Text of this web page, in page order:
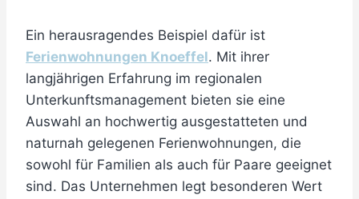
Ein herausragendes Beispiel dafür ist
Ferienwohnungen Knoeffel. Mit ihrer
langjährigen Erfahrung im regionalen
Unterkunftsmanagement bieten sie eine
Auswahl an hochwertig ausgestatteten und
naturnah gelegenen Ferienwohnungen, die
sowohl für Familien als auch für Paare geeignet
sind. Das Unternehmen legt besonderen Wert